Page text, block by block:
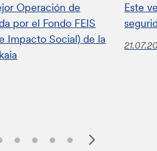
Operación de
por el Fondo FEIS
Impacto Social) de la
Este